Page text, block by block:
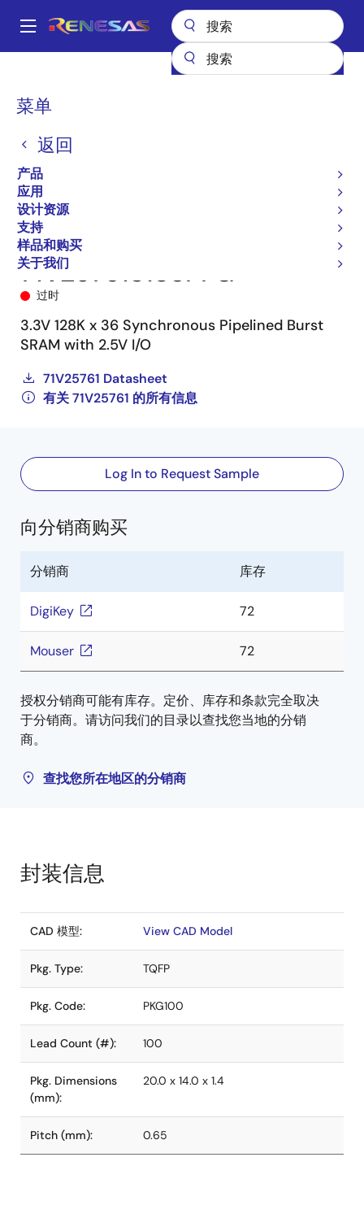
到
Main
菜单
返回
产品
应用
设计资源
支持
样品和购买
关于我们
面
屑
同步突发
71V25761
71V25761S183PFG
过时
3.3V 128K x 36 Synchronous Pipelined Burst
SRAM with 2.5V I/O
71V25761 Datasheet
有关 71V25761 的所有信息
Log In to Request Sample
向分销商购买
分销商 库存
DigiKey 72
Mouser 72
授权分销商可能有库存。定价、库存和条款完全取决
于分销商。请访问我们的目录以查找您当地的分销
商。
查找您所在地区的分销商
封装信息
CAD 模型: View CAD Model
Pkg. Type: TQFP
Pkg. Code: PKG100
Lead Count (#): 100
Pkg. Dimensions
(mm):
20.0 x 14.0 x 1.4
Pitch (mm): 0.65